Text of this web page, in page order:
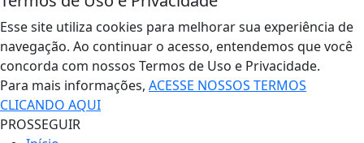
Esse site utiliza cookies para melhorar sua experiência de
navegação. Ao continuar o acesso, entendemos que você
concorda com nossos Termos de Uso e Privacidade.
Para mais informações, ACESSE NOSSOS TERMOS
CLICANDO AQUI
PROSSEGUIR